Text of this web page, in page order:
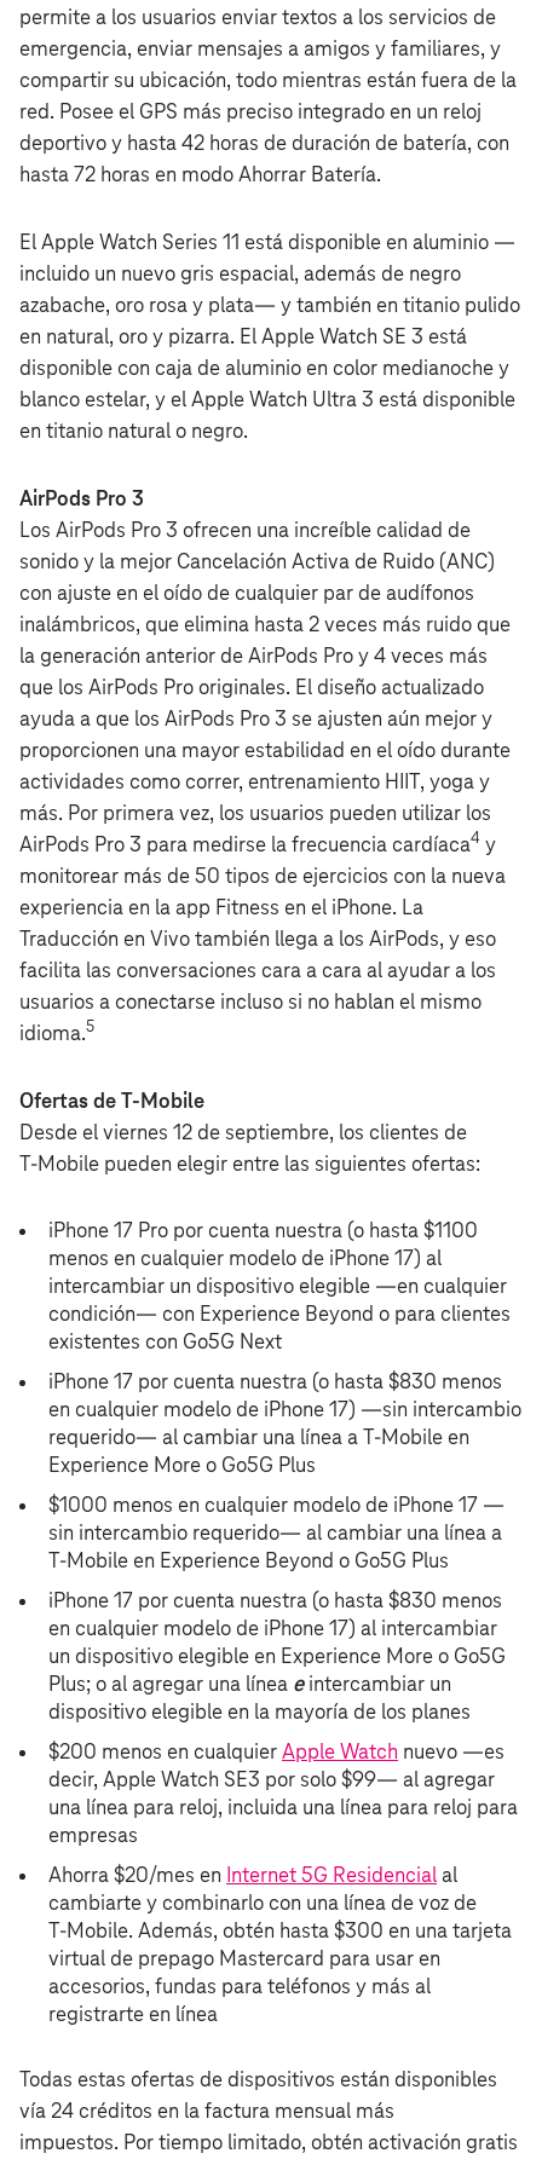
permite a los usuarios enviar textos a los servicios de
emergencia, enviar mensajes a amigos y familiares, y
compartir su ubicación, todo mientras están fuera de la
red. Posee el GPS más preciso integrado en un reloj
deportivo y hasta 42 horas de duración de batería, con
hasta 72 horas en modo Ahorrar Batería.
El Apple Watch Series 11 está disponible en aluminio —
incluido un nuevo gris espacial, además de negro
azabache, oro rosa y plata— y también en titanio pulido
en natural, oro y pizarra. El Apple Watch SE 3 está
disponible con caja de aluminio en color medianoche y
blanco estelar, y el Apple Watch Ultra 3 está disponible
en titanio natural o negro.
AirPods Pro 3
Los AirPods Pro 3 ofrecen una increíble calidad de
sonido y la mejor Cancelación Activa de Ruido (ANC)
con ajuste en el oído de cualquier par de audífonos
inalámbricos, que elimina hasta 2 veces más ruido que
la generación anterior de AirPods Pro y 4 veces más
que los AirPods Pro originales. El diseño actualizado
ayuda a que los AirPods Pro 3 se ajusten aún mejor y
proporcionen una mayor estabilidad en el oído durante
actividades como correr, entrenamiento HIIT, yoga y
más. Por primera vez, los usuarios pueden utilizar los
AirPods Pro 3 para medirse la frecuencia cardíaca4 y
monitorear más de 50 tipos de ejercicios con la nueva
experiencia en la app Fitness en el iPhone. La
Traducción en Vivo también llega a los AirPods, y eso
facilita las conversaciones cara a cara al ayudar a los
usuarios a conectarse incluso si no hablan el mismo
idioma.5
Ofertas de T‑Mobile
Desde el viernes 12 de septiembre, los clientes de
T‑Mobile pueden elegir entre las siguientes ofertas:
iPhone 17 Pro por cuenta nuestra (o hasta $1100
menos en cualquier modelo de iPhone 17) al
intercambiar un dispositivo elegible —en cualquier
condición— con Experience Beyond o para clientes
existentes con Go5G Next
iPhone 17 por cuenta nuestra (o hasta $830 menos
en cualquier modelo de iPhone 17) —sin intercambio
requerido— al cambiar una línea a T‑Mobile en
Experience More o Go5G Plus
$1000 menos en cualquier modelo de iPhone 17 —
sin intercambio requerido— al cambiar una línea a
T‑Mobile en Experience Beyond o Go5G Plus
iPhone 17 por cuenta nuestra (o hasta $830 menos
en cualquier modelo de iPhone 17) al intercambiar
un dispositivo elegible en Experience More o Go5G
Plus; o al agregar una línea eintercambiar un
dispositivo elegible en la mayoría de los planes
$200 menos en cualquier Apple Watch nuevo —es
decir, Apple Watch SE3 por solo $99— al agregar
una línea para reloj, incluida una línea para reloj para
empresas
Ahorra $20/mes en Internet 5G Residencial al
cambiarte y combinarlo con una línea de voz de
T‑Mobile. Además, obtén hasta $300 en una tarjeta
virtual de prepago Mastercard para usar en
accesorios, fundas para teléfonos y más al
registrarte en línea
Todas estas ofertas de dispositivos están disponibles
vía 24 créditos en la factura mensual más
impuestos. Por tiempo limitado, obtén activación gratis